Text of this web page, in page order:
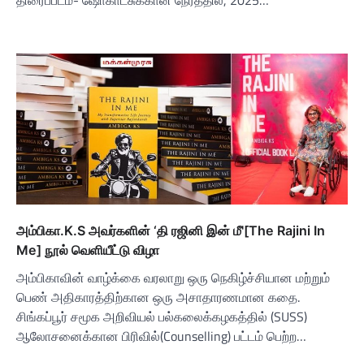
அம்பிகா.K.S அவர்களின் ‘தி ரஜினி இன் மீ'[The Rajini In
Me] நூல் வெளியீட்டு விழா
அம்பிகாவின் வாழ்க்கை வரலாறு ஒரு நெகிழ்ச்சியான மற்றும்
பெண் அதிகாரத்திற்கான ஒரு அசாதாரணமான கதை.
சிங்கப்பூர் சமூக அறிவியல் பல்கலைக்கழகத்தில் (SUSS)
ஆலோசனைக்கான பிரிவில்(Counselling) பட்டம் பெற்ற…